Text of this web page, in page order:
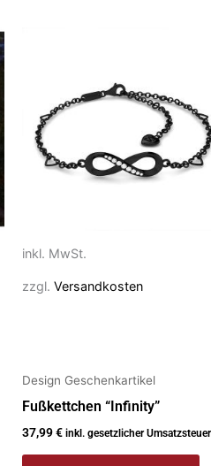
inkl. MwSt.
zzgl. Versandkosten
Design Geschenkartikel
Fußkettchen “Infinity”
37,99€ inkl. gesetzlicher Umsatzsteuer
mehrere
Varianten
auf.
auf
Produktseite